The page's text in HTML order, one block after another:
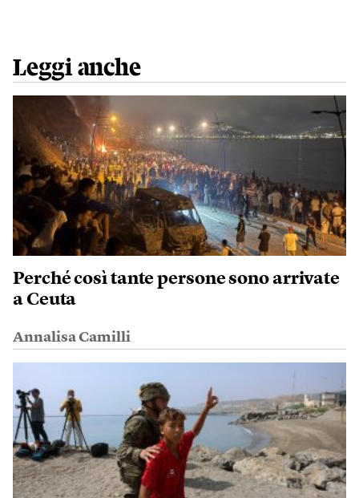
Leggi anche
Perché così tante persone sono arrivate
a Ceuta
Annalisa Camilli